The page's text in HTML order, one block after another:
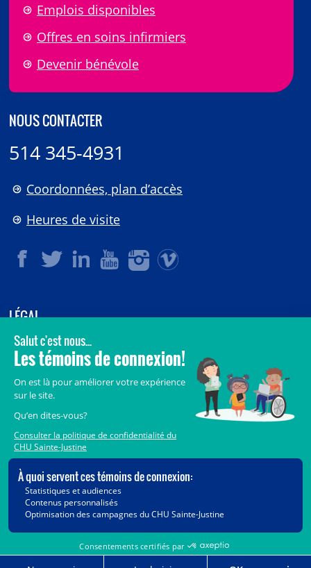
Emplois disponibles
Offres en soins infirmiers
Devenir bénévole
NOUS CONTACTER
514 345-4931
Coordonnées, plan d’accès
Heures de visite
LÉGAL
© 2006-2026CHU Sainte-Justine.
Tous droits réservés.
Crédits
Accès aux documents des organismes publics